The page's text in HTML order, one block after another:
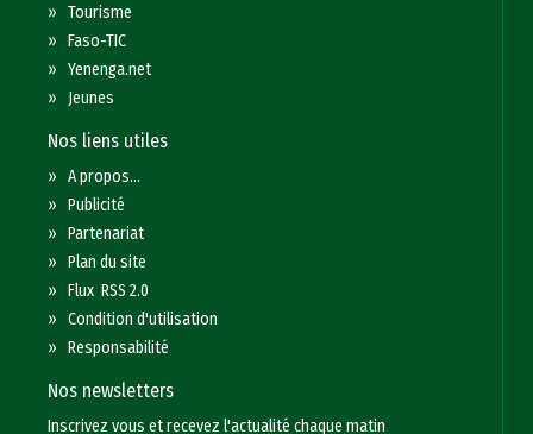
»Tourisme
»Faso-TIC
»Yenenga.net
» Jeunes
Nos liens utiles
»A propos...
»Publicité
»Partenariat
»Plan du site
»Flux RSS 2.0
»Condition d'utilisation
»Responsabilité
Nos newsletters
Inscrivez vous et recevez l'actualité chaque matin